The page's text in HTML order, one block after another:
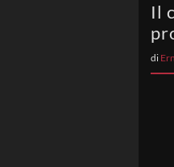
Il
di